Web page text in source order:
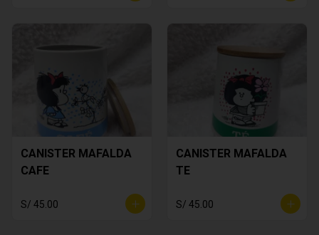
CANISTER MAFALDA
CAFE
S/ 45.00
CANISTER MAFALDA
TE
S/ 45.00